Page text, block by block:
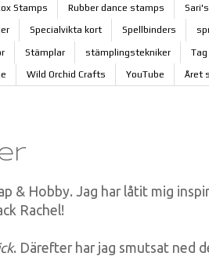
Stamps Rubber dance stamps
Specialvikta kort Spellbinders
Stämplar stämplingstekniker Tag
Wild Orchid Crafts YouTube Året
& Hobby. Jag har låtit mig
Rachel!
. Därefter har jag smutsat ned